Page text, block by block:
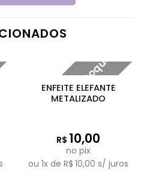
Fora de estoque
ENFEITE ELEFANTE
METALIZADO
R$ 10,00
no pix
ou 1x de R$ 10,00 s/ juros